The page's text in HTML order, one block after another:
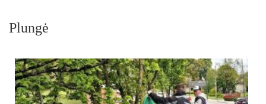
Plungė